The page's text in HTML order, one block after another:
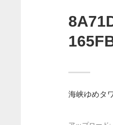
海峡ゆめタ